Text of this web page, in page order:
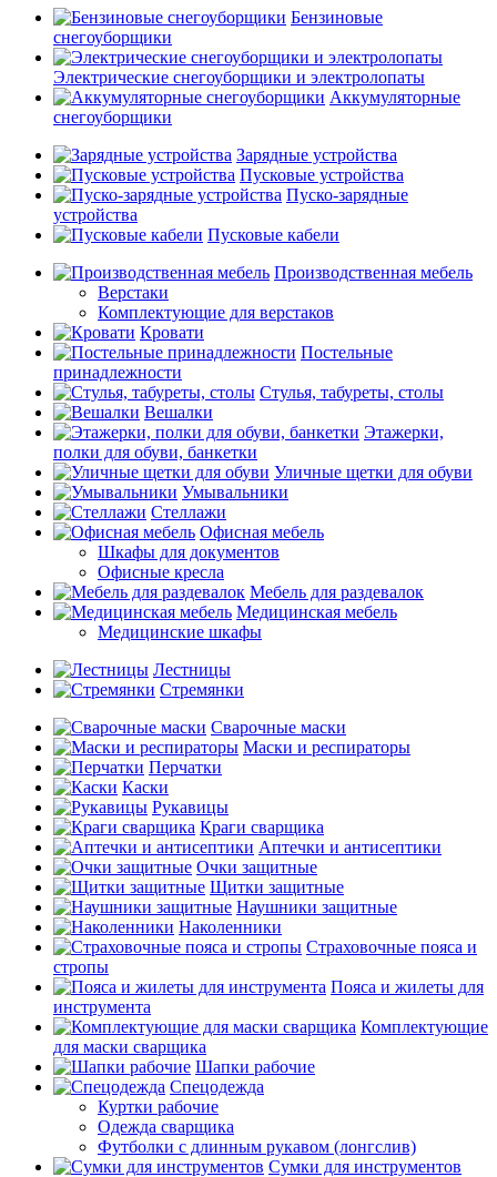
Бензиновые
снегоуборщики
Электрические снегоуборщики и электролопаты
Аккумуляторные
снегоуборщики
Зарядные устройства
Пусковые устройства
Пуско-зарядные
устройства
Пусковые кабели
Производственная мебель
Верстаки
Комплектующие для верстаков
Кровати
Постельные
принадлежности
Стулья, табуреты, столы
Вешалки
Этажерки,
полки для обуви, банкетки
Уличные щетки для обуви
Умывальники
Стеллажи
Офисная мебель
Шкафы для документов
Офисные кресла
Мебель для раздевалок
Медицинская мебель
Медицинские шкафы
Лестницы
Стремянки
Сварочные маски
Маски и респираторы
Перчатки
Каски
Рукавицы
Краги сварщика
Аптечки и антисептики
Очки защитные
Щитки защитные
Наушники защитные
Наколенники
Страховочные пояса и
стропы
Пояса и жилеты для
инструмента
Комплектующие
для маски сварщика
Шапки рабочие
Спецодежда
Куртки рабочие
Одежда сварщика
Футболки с длинным рукавом (лонгслив)
Сумки для инструментов